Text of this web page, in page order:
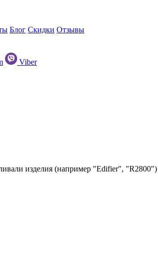
Блог Скидки Отзывы
Viber
изделия (например "Edifier", "R2800")